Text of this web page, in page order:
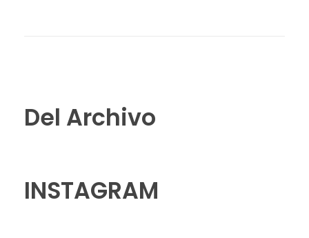
Del Archivo
INSTAGRAM